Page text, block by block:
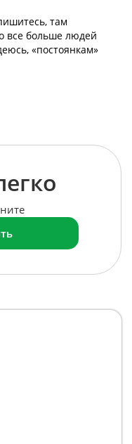
там
все больше людей
«постоянкам»